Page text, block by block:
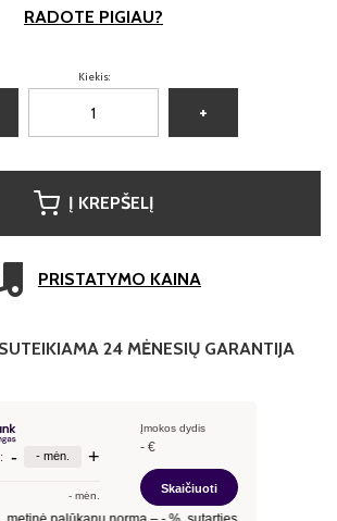
RADOTE PIGIAU?
Kiekis:
+
Į KREPŠELĮ
PRISTATYMO KAINA
24 MĖNESIŲ GARANTIJA